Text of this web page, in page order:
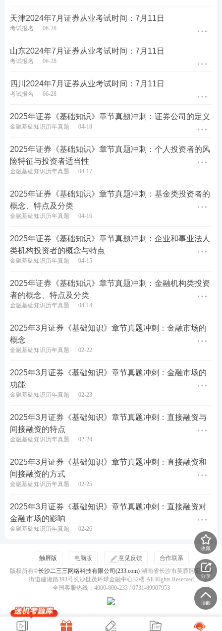
查分时间：证券查分入口|成绩有效期
法提炼教材考点？不妨跟随讲师学习，233网校证券
从业课程，新考季抢先赢>>
天津2024年7月证券从业考试时间：7月11日
考试报名 06-28
山东2024年7月证券从业考试时间：7月11日
考试报名 06-28
四川2024年7月证券从业考试时间：7月11日
考试报名 06-28
2025年证券《基础知识》章节真题冲刺：证券公司的定义
金融基础知识历年真题 04-18
2025年证券《基础知识》章节真题冲刺：个人投资者的风
险特征与投资者适当性
金融基础知识历年真题 04-17
2025年证券《基础知识》章节真题冲刺：基金类投资者的
概念、特点及分类
金融基础知识历年真题 04-16
2025年证券《基础知识》章节真题冲刺：企业和事业法人
类机构投资者的概念与特点
金融基础知识历年真题 04-15
2025年证券《基础知识》章节真题冲刺：金融机构类投资
者的概念、特点及分类
金融基础知识历年真题 04-14
2025年3月证券《基础知识》章节真题冲刺：金融市场的
概念
金融基础知识历年真题 02-22
2025年3月证券《基础知识》章节真题冲刺：金融市场的
功能
金融基础知识历年真题 02-23
2025年3月证券《基础知识》章节真题冲刺：直接融资与
间接融资的特点
金融基础知识历年真题 02-24
2025年3月证券《基础知识》章节真题冲刺：直接融资和
间接融资的方式
金融基础知识历年真题 02-25
2025年3月证券《基础知识》章节真题冲刺：直接融资对
金融市场的影响
金融基础知识历年真题 02-26
收藏
分享
触屏版 电脑版 意见反馈
合作联系
版权所有©长沙二三三网络科技有限公司(233.com)湖南省长沙市芙蓉区定王台
街道建湘路393号长沙世茂环球金融中心32楼 All Rights Reserved
全国客服热线：4000-800-233 / 0731-89907953